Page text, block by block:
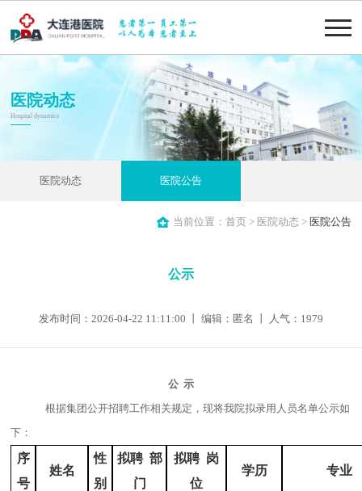
医院动态
Hospital dynamics
医院动态 医院公告
当前位置： 首页> 医院动态 > 医院公告
公示
发布时间：2026-04-22 11:11:00 丨 编辑：匿名 丨 人气： 1979
公 示
根据集团公开招聘工作相关规定，现将我院拟录用人员名单公示如
下：
序
号
姓名
性
别
拟聘 部
门
拟聘 岗
位
学历 专业